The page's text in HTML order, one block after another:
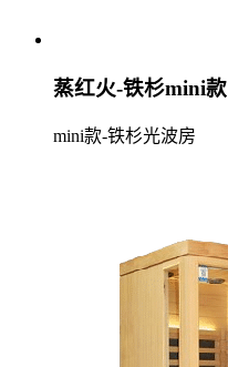
蒸红火-铁杉mini款
mini款-铁杉光波房